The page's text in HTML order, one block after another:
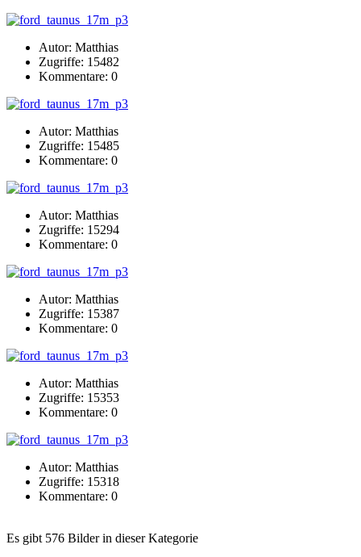
Autor: Matthias
Zugriffe: 15482
Kommentare: 0
Autor: Matthias
Zugriffe: 15485
Kommentare: 0
Autor: Matthias
Zugriffe: 15294
Kommentare: 0
Autor: Matthias
Zugriffe: 15387
Kommentare: 0
Autor: Matthias
Zugriffe: 15353
Kommentare: 0
Autor: Matthias
Zugriffe: 15318
Kommentare: 0
Es gibt 576 Bilder in dieser Kategorie